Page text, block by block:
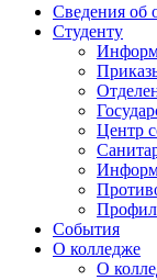
Сведения об
Студенту
Центр
События
О колледже
О